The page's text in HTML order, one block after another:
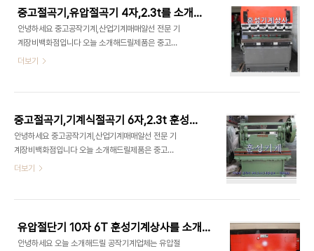
1330mm,..
며 너그러이 이해해 주시길 부탁 드립니다 성진종합
기계 취급품목유압절곡기/재단기중고절곡기 모델명
: DHC-3000-E형다아라기계장터 에서도 확인을
하실 수 있습니다 - 제품명 : [중고기계] 유압절곡기/
재단기중고절곡기 - [제품번호 : 797076] - 기본
- 제품분류 : 공작기계 > 절곡기 - 제조사 : 대한 -
중고절곡기,유압절곡기 4자,2.3t를 소개합니다
안녕하세요 중고공작기계,산업기계매매알선 전문 기
계장비백화점입니다 오늘 소개해드릴제품은 중고절
곡기,유압절곡기 4자,2.3t 입니다 중고절곡기,유압
급품목 중고절곡기,유압절곡기 4자,2.3t 다아라기
계장터 에서도 확인을 하실 수 있습니다 - 제품명 :
[중고기계] 유압절곡기 4자,2.3t - [제품번호 :
653308] - 기본사양 : 4자,2.3t - 모델명 : 유압
절곡기 - 제품분류 : 공작.금속/플라스틱가공기 > 절
능 양호) 중고절곡기,유압절곡기 4자,2.3t 중고절곡
더보기
중고절곡기,기계식절곡기 6자,2.3t 훈성기계
안녕하세요 중고공작기계,산업기계매매알선 전문 기
계장비백화점입니다 오늘 소개해드릴제품은 중고절
곡기,기계식절곡기 6자,2.3t입니다 기계식 절곡기
기계식 절곡기 6자,2.3t 다아라기계장터 에서도 확
인을 하실 수 있습니다 - 제품명 : [중고기계] 기계식
절곡기 6자,2.3t - [제품번호 : 735646] - 기본
더보기
유압절단기 10자 6T 훈성기계상사를 소개합니다
안녕하세요 오늘 소개해드릴 공작기계업체는 유압절